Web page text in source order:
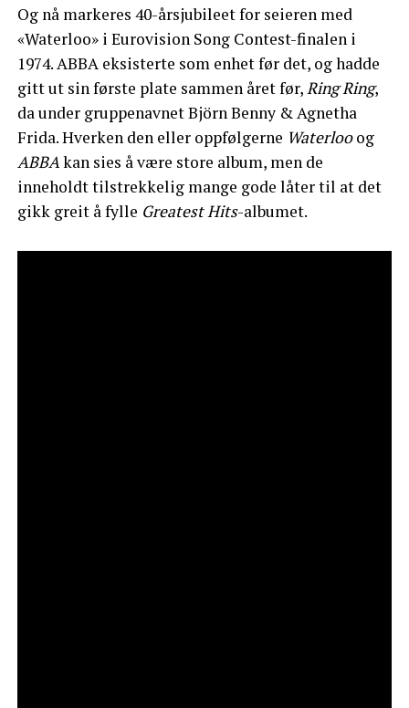
Og nå markeres 40-årsjubileet for seieren med
«Waterloo» i Eurovision Song Contest-finalen i
1974. ABBA eksisterte som enhet før det, og hadde
gitt ut sin første plate sammen året før,Ring Ring,
da under gruppenavnet Björn Benny & Agnetha
Frida. Hverken den eller oppfølgerne Waterlooog
ABBAkan sies å være store album, men de
inneholdt tilstrekkelig mange gode låter til at det
gikk greit å fylle Greatest Hits-albumet.